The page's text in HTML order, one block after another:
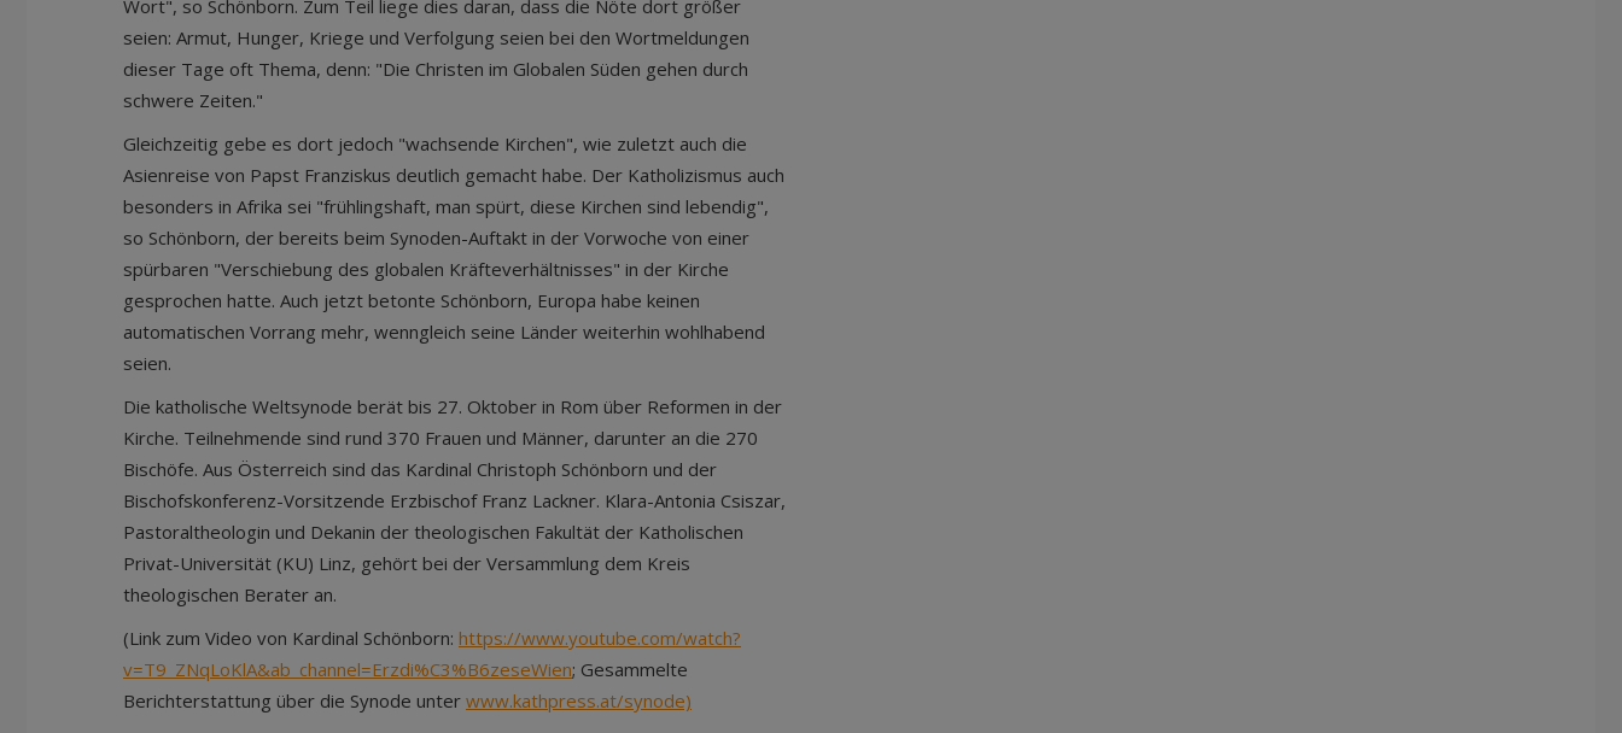
Wort", so Schönborn. Zum Teil liege dies daran, dass die Nöte dort größer
seien: Armut, Hunger, Kriege und Verfolgung seien bei den Wortmeldungen
dieser Tage oft Thema, denn: "Die Christen im Globalen Süden gehen durch
schwere Zeiten."
Gleichzeitig gebe es dort jedoch "wachsende Kirchen", wie zuletzt auch die
Asienreise von Papst Franziskus deutlich gemacht habe. Der Katholizismus auch
besonders in Afrika sei "frühlingshaft, man spürt, diese Kirchen sind lebendig",
so Schönborn, der bereits beim Synoden-Auftakt in der Vorwoche von einer
spürbaren "Verschiebung des globalen Kräfteverhältnisses" in der Kirche
gesprochen hatte. Auch jetzt betonte Schönborn, Europa habe keinen
automatischen Vorrang mehr, wenngleich seine Länder weiterhin wohlhabend
seien.
Die katholische Weltsynode berät bis 27. Oktober in Rom über Reformen in der
Kirche. Teilnehmende sind rund 370 Frauen und Männer, darunter an die 270
Bischöfe. Aus Österreich sind das Kardinal Christoph Schönborn und der
Bischofskonferenz-Vorsitzende Erzbischof Franz Lackner. Klara-Antonia Csiszar,
Pastoraltheologin und Dekanin der theologischen Fakultät der Katholischen
Privat-Universität (KU) Linz, gehört bei der Versammlung dem Kreis
theologischen Berater an.
(Link zum Video von Kardinal Schönborn: https://www.youtube.com/watch?
v=T9_ZNqLoKlA&ab_channel=Erzdi%C3%B6zeseWien; Gesammelte
Berichterstattung über die Synode unter www.kathpress.at/synode)